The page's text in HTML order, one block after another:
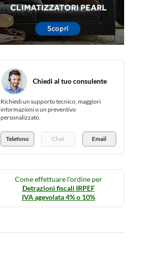
Chiedi al tuo consulente
Richiedi un supporto tecnico, maggiori
informazioni o un preventivo
personalizzato.
Telefono Chat Email
Come effettuare l'ordine per
Detrazioni fiscali IRPEF
IVA agevolata 4% o 10%